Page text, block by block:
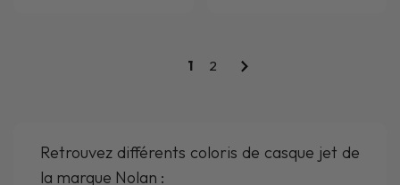
1 2
Retrouvez différents coloris de casque jet de
la marque Nolan :